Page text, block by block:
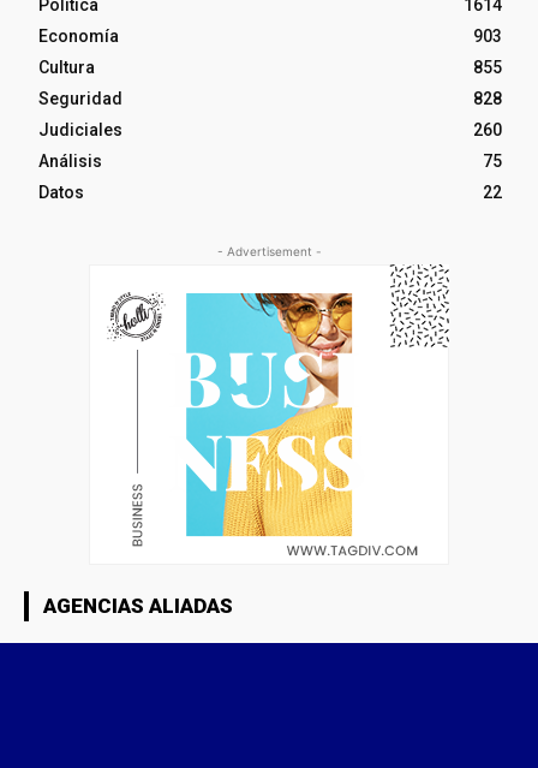
Política
1614
Economía
903
Cultura
855
Seguridad
828
Judiciales
260
Análisis
75
Datos
22
- Advertisement -
AGENCIAS ALIADAS